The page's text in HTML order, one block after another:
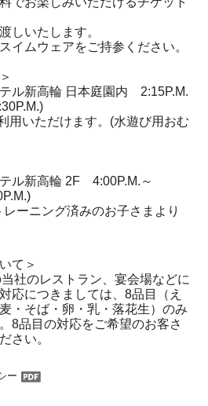
しいたします。
イムウェアをご持参ください。
ル新高輪 日本庭園内 2:15P.M.
いただけます。(水遊び用おむ
ル新高輪 2F 4:00P.M.～
ーニング済みのお子さまより
て＞
社のレストラン、宴会場などに
応につきましては、8品目（え
・そば・卵・乳・落花生）のみ
8品目の対応をご希望のお客さ
さい。
ー